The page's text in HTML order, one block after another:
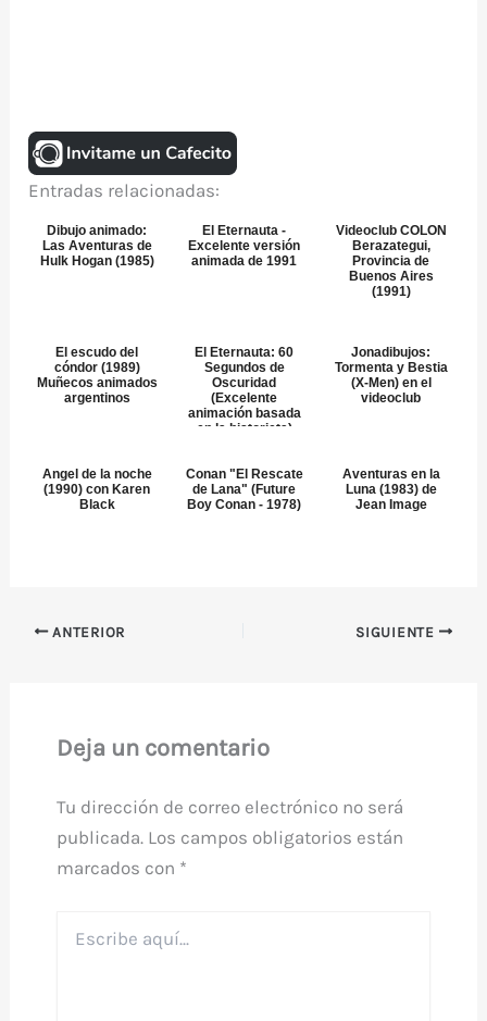
Entradas relacionadas:
Dibujo animado:
Las Aventuras de
Hulk Hogan (1985)
El Eternauta -
Excelente versión
animada de 1991
Videoclub COLON
Berazategui,
Provincia de
Buenos Aires
(1991)
El escudo del
cóndor (1989)
Muñecos animados
argentinos
El Eternauta: 60
Segundos de
Oscuridad
(Excelente
animación basada
en la historieta)
Jonadibujos:
Tormenta y Bestia
(X-Men) en el
videoclub
Angel de la noche
(1990) con Karen
Black
Conan "El Rescate
de Lana" (Future
Boy Conan - 1978)
Aventuras en la
Luna (1983) de
Jean Image
ANTERIOR SIGUIENTE
Deja un comentario
Tu dirección de correo electrónico no será
publicada. Los campos obligatorios están
marcados con *
aquí...